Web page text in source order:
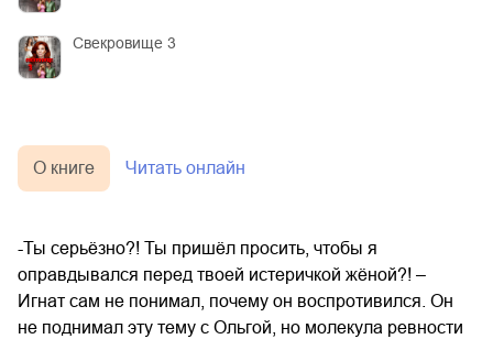
Свекровище 3
О книге Читать онлайн
-Ты серьёзно?! Ты пришёл просить, чтобы я
оправдывался перед твоей истеричкой жёной?! –
Игнат сам не понимал, почему он воспротивился. Он
не поднимал эту тему с Ольгой, но молекула ревности